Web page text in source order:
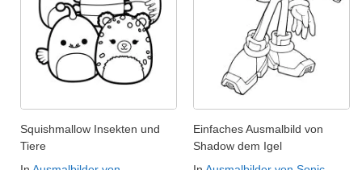
Squishmallow Insekten und
Tiere
Einfaches Ausmalbild von
Shadow dem Igel